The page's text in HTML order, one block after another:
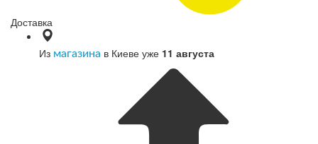
Доставка
Из магазина в Киеве уже 11 августа